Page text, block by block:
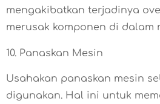
mengakibatkan terjadinya
merusak komponen di dalam
10. Panaskan Mesin
Usahakan panaskan mesin
digunakan. Hal ini untuk